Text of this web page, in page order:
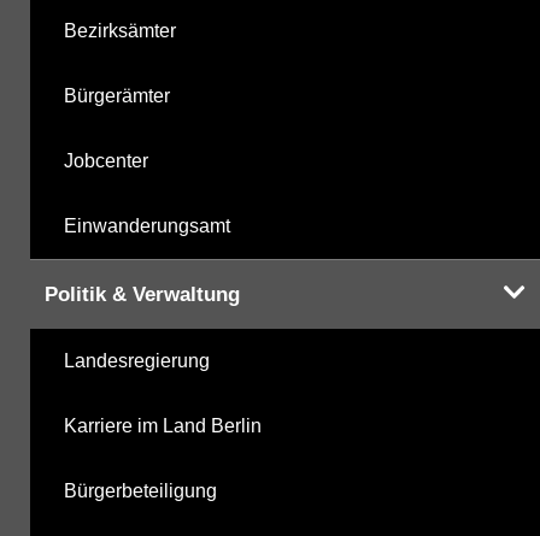
Bezirksämter
Bürgerämter
Jobcenter
Einwanderungsamt
Politik & Verwaltung
Landesregierung
Karriere im Land Berlin
Bürgerbeteiligung